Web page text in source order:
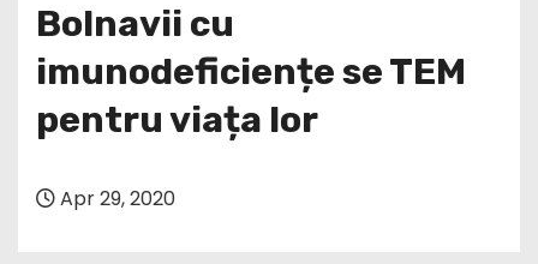
Bolnavii cu
imunodeficiențe se TEM
pentru viața lor
Apr 29, 2020